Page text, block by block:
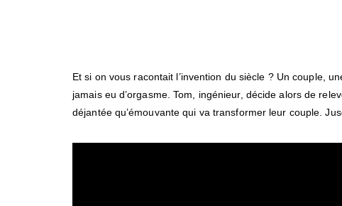
Et si on vous racontait l’invention du siècle ? Un couple,
jamais eu d’orgasme. Tom, ingénieur, décide alors de
déjantée qu’émouvante qui va transformer leur couple.